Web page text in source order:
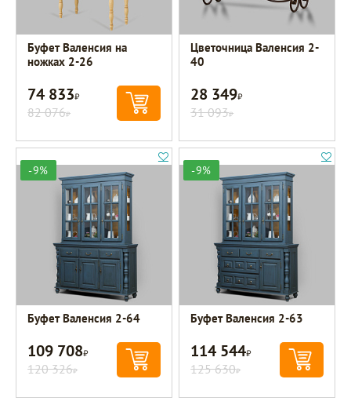
Буфет Валенсия на
ножках 2-26
74 833Р
82 076Р
Цветочница Валенсия 2-
40
28 349Р
31 093Р
-9%
Буфет Валенсия 2-64
109 708Р
120 326Р
-9%
Буфет Валенсия 2-63
114 544Р
125 630Р